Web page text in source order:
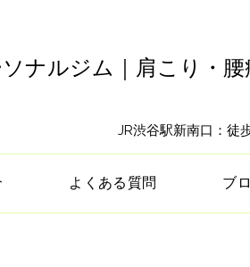
ナルジム｜肩こり・
​JR渋谷駅新南口：
よくある質問 ブ